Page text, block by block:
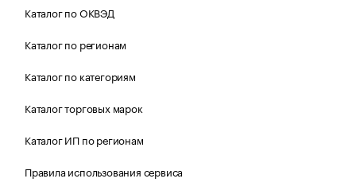
Каталог по ОКВЭД
Каталог по регионам
Каталог по категориям
Каталог торговых марок
Каталог ИП по регионам
Правила использования сервиса